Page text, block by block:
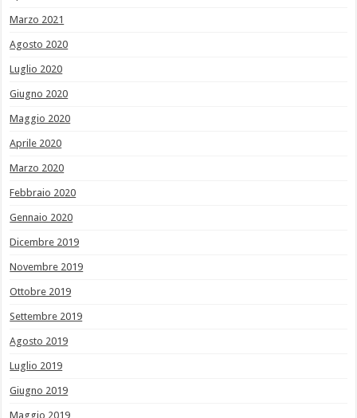
Marzo 2021
Agosto 2020
Luglio 2020
Giugno 2020
Maggio 2020
Aprile 2020
Marzo 2020
Febbraio 2020
Gennaio 2020
Dicembre 2019
Novembre 2019
Ottobre 2019
Settembre 2019
Agosto 2019
Luglio 2019
Giugno 2019
Maggio 2019